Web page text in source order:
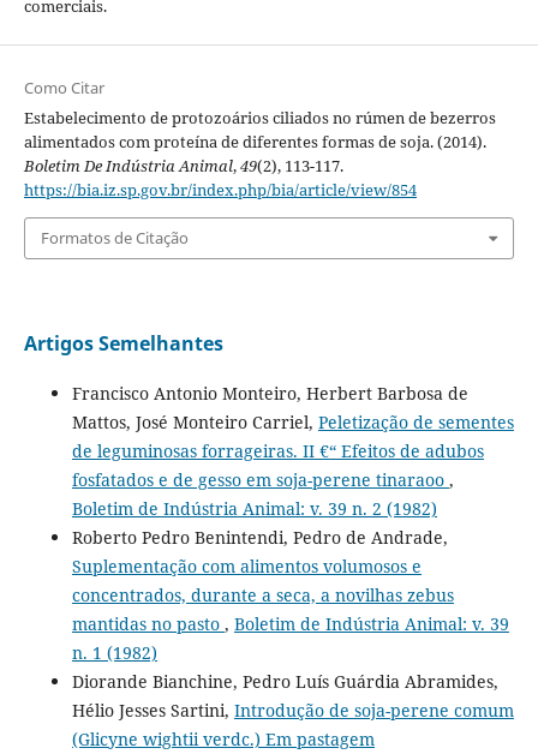
comerciais.
Como Citar
Estabelecimento de protozoários ciliados no rúmen de bezerros
alimentados com proteína de diferentes formas de soja. (2014).
Boletim De Indústria Animal,49(2), 113-117.
https://bia.iz.sp.gov.br/index.php/bia/article/view/854
Formatos de Citação
Artigos Semelhantes
Francisco Antonio Monteiro, Herbert Barbosa de
Mattos, José Monteiro Carriel, Peletização de sementes
de leguminosas forrageiras. II €“ Efeitos de adubos
fosfatados e de gesso em soja-perene tinaraoo ,
Boletim de Indústria Animal: v. 39 n. 2 (1982)
Roberto Pedro Benintendi, Pedro de Andrade,
Suplementação com alimentos volumosos e
concentrados, durante a seca, a novilhas zebus
mantidas no pasto , Boletim de Indústria Animal: v. 39
n. 1 (1982)
Diorande Bianchine, Pedro Luís Guárdia Abramides,
Hélio Jesses Sartini, Introdução de soja-perene comum
(Glicyne wightii verdc.) Em pastagem